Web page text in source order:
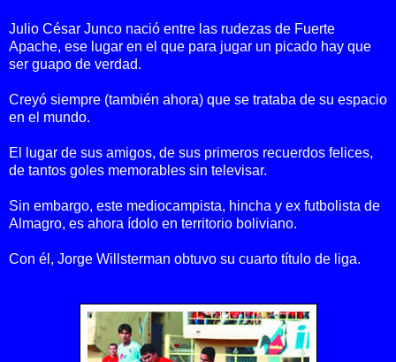
Julio César Junco nació entre las rudezas de Fuerte
Apache, ese lugar en el que para jugar un picado hay que
ser guapo de verdad.
Creyó siempre (también ahora) que se trataba de su espacio
en el mundo.
El lugar de sus amigos, de sus primeros recuerdos felices,
de tantos goles memorables sin televisar.
Sin embargo, este mediocampista, hincha y ex futbolista de
Almagro, es ahora ídolo en territorio boliviano.
Con él, Jorge Willsterman obtuvo su cuarto título de liga.